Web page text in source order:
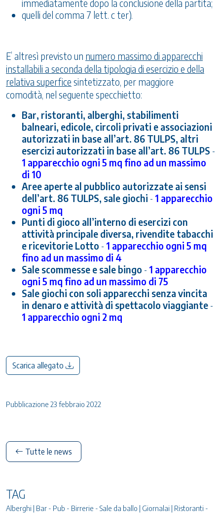
immediatamente dopo la conclusione della partita;
quelli del comma 7 lett. c ter).
E’ altresì previsto un numero massimo di apparecchi
installabili a seconda della tipologia di esercizio e della
relativa superfice sintetizzato, per maggiore
comodità, nel seguente specchietto:
Bar, ristoranti, alberghi, stabilimenti
balneari, edicole, circoli privati e associazioni
autorizzati in base all’art. 86 TULPS, altri
esercizi autorizzati in base all’art. 86 TULPS -
1 apparecchio ogni 5 mq fino ad un massimo
di 10
Aree aperte al pubblico autorizzate ai sensi
dell’art. 86 TULPS, sale giochi - 1 apparecchio
ogni 5 mq
Punti di gioco all’interno di esercizi con
attività principale diversa, rivendite tabacchi
e ricevitorie Lotto - 1 apparecchio ogni 5 mq
fino ad un massimo di 4
Sale scommesse e sale bingo - 1 apparecchio
ogni 5 mq fino ad un massimo di 75
Sale giochi con soli apparecchi senza vincita
in denaro e attività di spettacolo viaggiante -
1 apparecchio ogni 2 mq
Scarica allegato
Pubblicazione 23 febbraio 2022
Tutte le news
TAG
Alberghi | Bar - Pub - Birrerie - Sale da ballo | Giornalai | Ristoranti -